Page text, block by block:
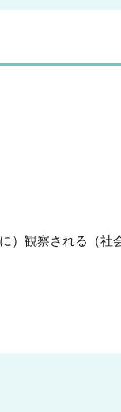
）観察される（社